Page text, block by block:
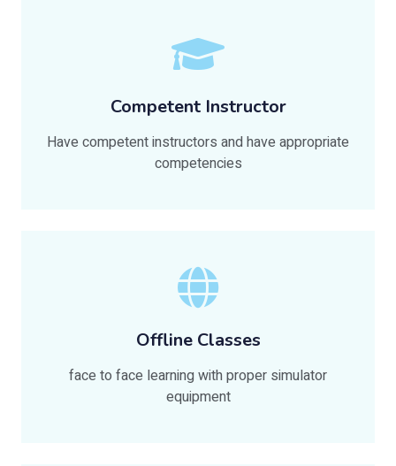
Competent Instructor
Have competent instructors and have appropriate
competencies
Offline Classes
face to face learning with proper simulator
equipment